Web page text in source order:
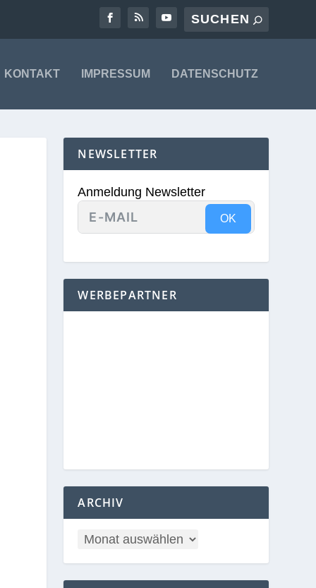
KONTAKT IMPRESSUM DATENSCHUTZ
NEWSLETTER
Anmeldung Newsletter
OK
WERBEPARTNER
ARCHIV